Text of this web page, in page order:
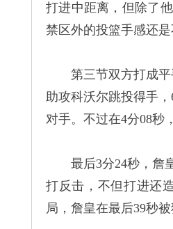
打进中距离，但除了
禁区外的投篮手感还是
第三节双方打成
助攻科沃尔跳投得手
对手。不过在4分08秒
最后3分24秒，詹
打反击，不但打进还
局，詹皇在最后39秒